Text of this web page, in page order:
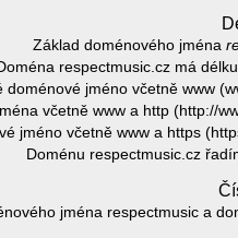
Základ doménového jména
respectmusic.cz má
doménové jméno včetně www
včetně www a http (http://
jméno včetně www a https
Doménu respectmusic.cz
jména respectmusic a